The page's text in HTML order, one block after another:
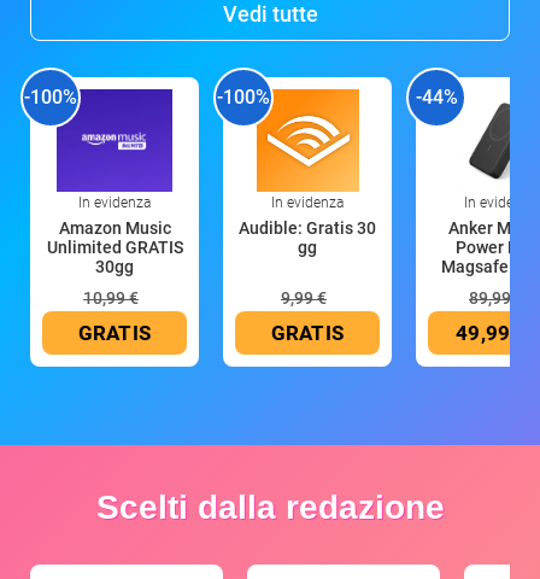
Vedi tutte
-100%
In evidenza
Amazon Music
Unlimited GRATIS
30gg
10,99 €
GRATIS
-100%
In evidenza
Audible: Gratis 30
gg
9,99 €
GRATIS
-44%
In evidenza
Anker
Power
Magsafe
89,99 €
49,99 €
Scelti dalla redazione